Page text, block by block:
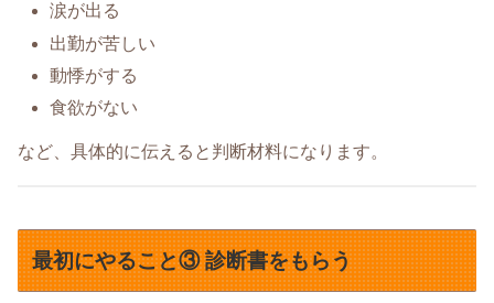
涙が出る
出勤が苦しい
動悸がする
食欲がない
など、具体的に伝えると判断材料になります。
最初にやること③ 診断書をもらう